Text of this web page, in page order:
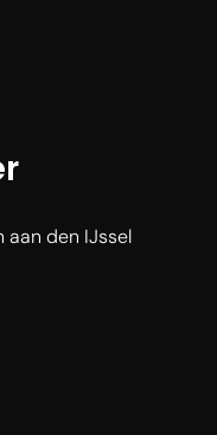
Agenda
aan den IJssel